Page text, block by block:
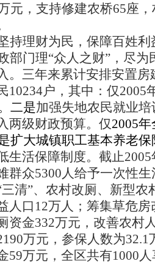
元，支持修建农桥65座
持理财为民，保障百姓
部门理“众人之财”，尽
。 三年来累计安排安置房
10234户，其中：仅2005
二是加强失地农民就业培
两级财政预算。仅2005年
扩大城镇职工基本养老
生活保障制度。 截止2005
群众5300人给予一次性
清”、农村改厕、新型
人口 12万人；筹集草危房
资金332万元，改善农村
万元，参保人数为32.1
59万元，全区共有1000